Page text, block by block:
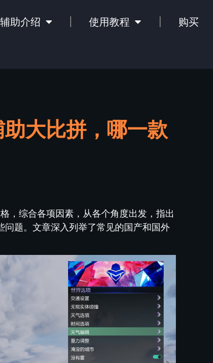
助介绍 使用教程 购买
大比拼，哪一款
，综合各项因素，从各个角度出发，指出
题。文章深入列举了常见的国产和国外